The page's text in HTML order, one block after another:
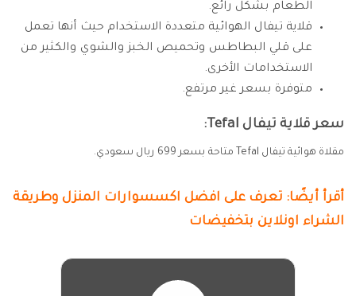
الطعام بشكل رائع.
قلاية تيفال الهوائية متعددة الاستخدام حيث أنها تعمل
على قلي البطاطس وتحميص الخبز والشوي والكثير من
الاستخدامات الأخرى.
متوفرة بسعر غير مرتفع.
سعر قلاية تيفال Tefal:
مقلاة هوائية تيفال Tefal متاحة بسعر 699 ريال سعودي.
أقرأ أيضًا: تعرف على افضل اكسسوارات المنزل وطريقة
الشراء اونلاين بتخفيضات